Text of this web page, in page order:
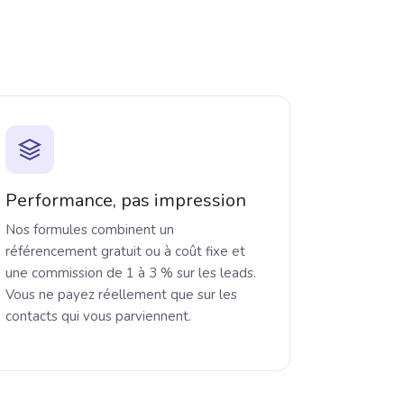
Performance, pas impression
Nos formules combinent un
référencement gratuit ou à coût fixe et
une commission de 1 à 3 % sur les leads.
Vous ne payez réellement que sur les
contacts qui vous parviennent.